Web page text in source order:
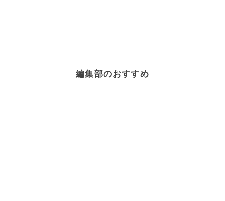
編集部のおすすめ